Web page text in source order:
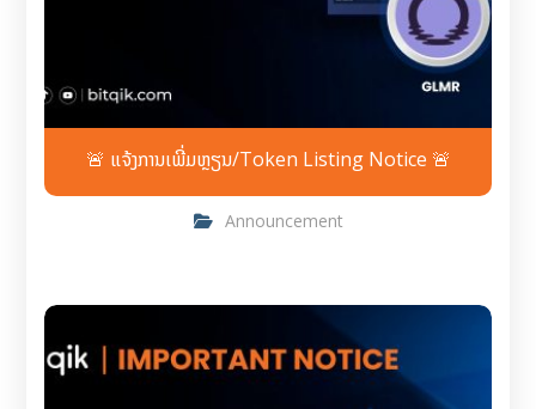
🚨 ແຈ້ງການເພີ່ມຫຼຽນ/Token Listing Notice 🚨
Announcement